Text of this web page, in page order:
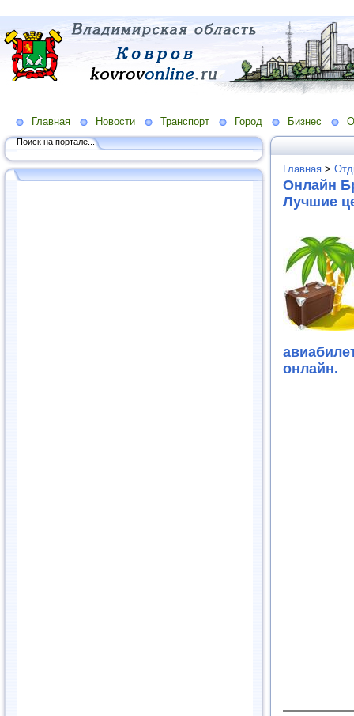
Главная Новости Транспорт Город Бизнес
Поиск на портале...
Главная >
Онлайн
Лучшие
онлайн.